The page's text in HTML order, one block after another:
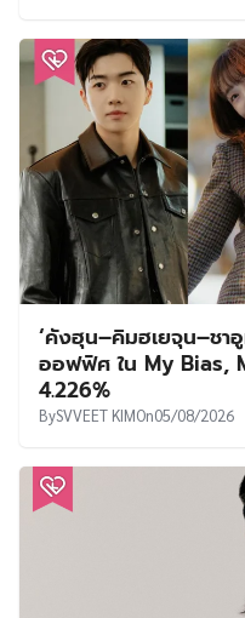
‘คังฮุน–คิมฮเยจุน–ชา
ออฟฟิศ ใน My Bias,
4.226%
BySVVEET KIMOn05/08/2026